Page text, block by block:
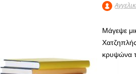
Μάγεψε
κρυψώνα